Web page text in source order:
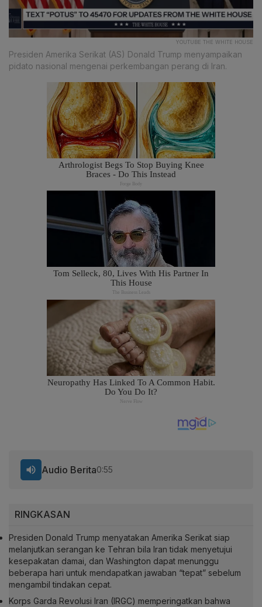
YOUTUBE THE WHITE HOUSE
Presiden Amerika Serikat (AS) Donald Trump menyampaikan
pidato nasional mengenai perkembangan perang di Iran.
RINGKASAN
Presiden Donald Trump menyatakan Amerika Serikat siap
melanjutkan serangan ke Tehran bila Iran tidak menyetujui
kesepakatan damai, dan Washington dapat menunggu
beberapa hari untuk mendapatkan jawaban “tepat” sebelum
mengambil tindakan cepat.
Korps Garda Revolusi Iran (IRGC) memperingatkan bahwa
Audio Berita0:55